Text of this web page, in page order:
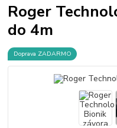
Roger
do 4m
Doprava ZADARMO